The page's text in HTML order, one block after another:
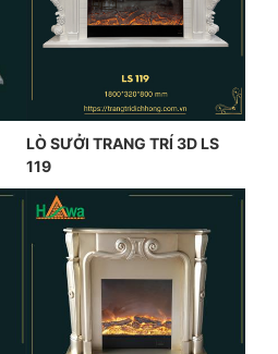
LÒ SƯỞI TRANG TRÍ 3D LS
119